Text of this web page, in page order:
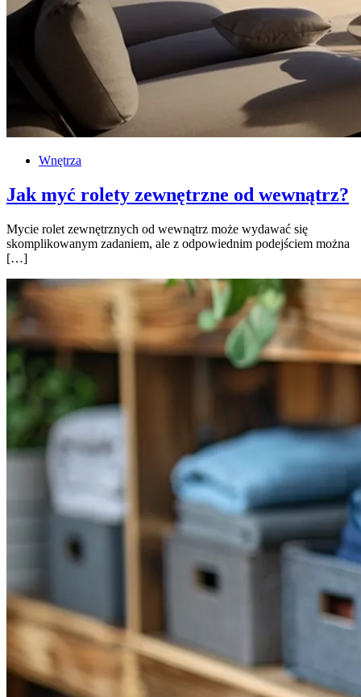
Wnętrza
Jak myć rolety zewnętrzne od wewnątrz?
Mycie rolet zewnętrznych od wewnątrz może wydawać się
skomplikowanym zadaniem, ale z odpowiednim podejściem można
[…]